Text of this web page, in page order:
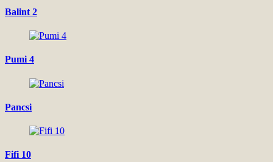
Balint 2
Pumi 4
Pancsi
Fifi 10